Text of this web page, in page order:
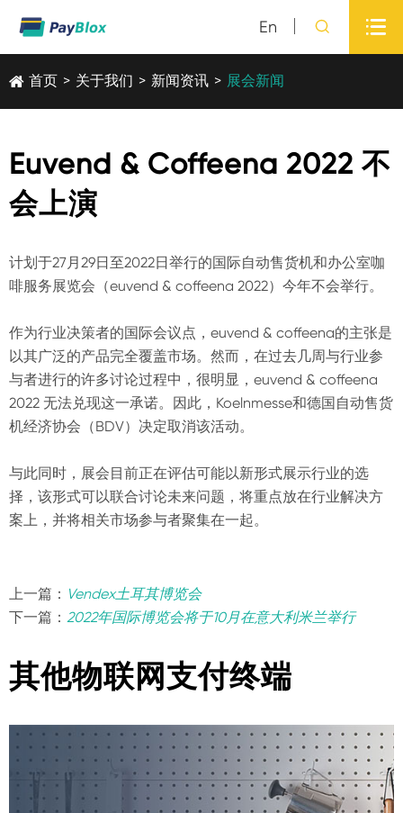
En  
首页 > 关于我们 > 新闻资讯 > 展会新闻
Euvend & Coffeena 2022 不
会上演
计划于27月29日至2022日举行的国际自动售货机和办公室咖
啡服务展览会（euvend & coffeena 2022）今年不会举行。
作为行业决策者的国际会议点，euvend & coffeena的主张是
以其广泛的产品完全覆盖市场。然而，在过去几周与行业参
与者进行的许多讨论过程中，很明显，euvend & coffeena
2022 无法兑现这一承诺。因此，Koelnmesse和德国自动售货
机经济协会（BDV）决定取消该活动。
与此同时，展会目前正在评估可能以新形式展示行业的选
择，该形式可以联合讨论未来问题，将重点放在行业解决方
案上，并将相关市场参与者聚集在一起。
上一篇： Vendex土耳其博览会
下一篇： 2022年国际博览会将于10月在意大利米兰举行
其他物联网支付终端